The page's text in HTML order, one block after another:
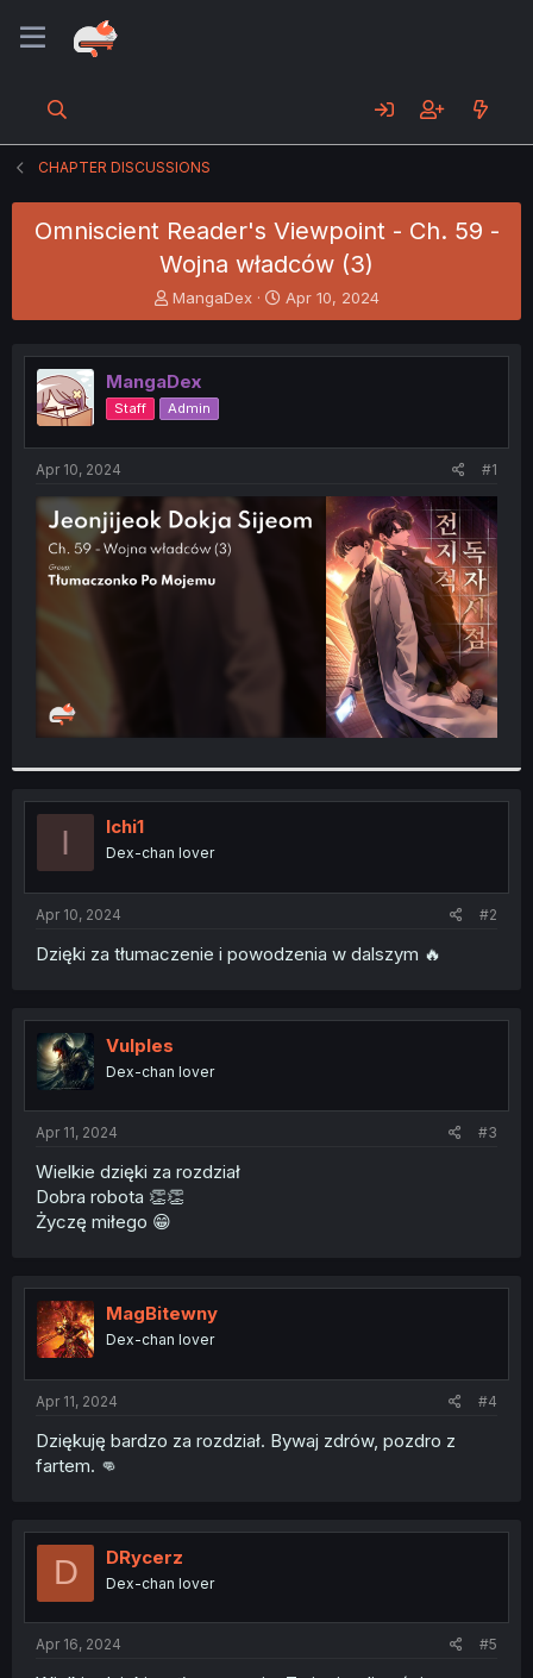
CHAPTER DISCUSSIONS
Omniscient Reader's Viewpoint - Ch. 59 -
Wojna władców (3)
T
h
e
a
d
s
t
t
e
r
MangaDex
S
t
r
t
Apr 10, 2024
MangaDex
Staff Admin
Apr 10, 2024 #1
I Ichi1
Dex-chan lover
Apr 10, 2024 #2
Dzięki za tłumaczenie i powodzenia w dalszym 🔥
Vulples
Dex-chan lover
Apr 11, 2024 #3
Wielkie dzięki za rozdział
Dobra robota 👏👏
Życzę miłego 😁
MagBitewny
Dex-chan lover
Apr 11, 2024 #4
Dziękuję bardzo za rozdział. Bywaj zdrów, pozdro z
fartem. 👊
D DRycerz
Dex-chan lover
Apr 16, 2024 #5